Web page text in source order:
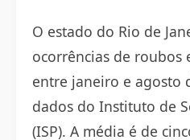
O estado do Rio de
ocorrências de roubos
entre janeiro e agosto
dados do Instituto de
(ISP). A média é de